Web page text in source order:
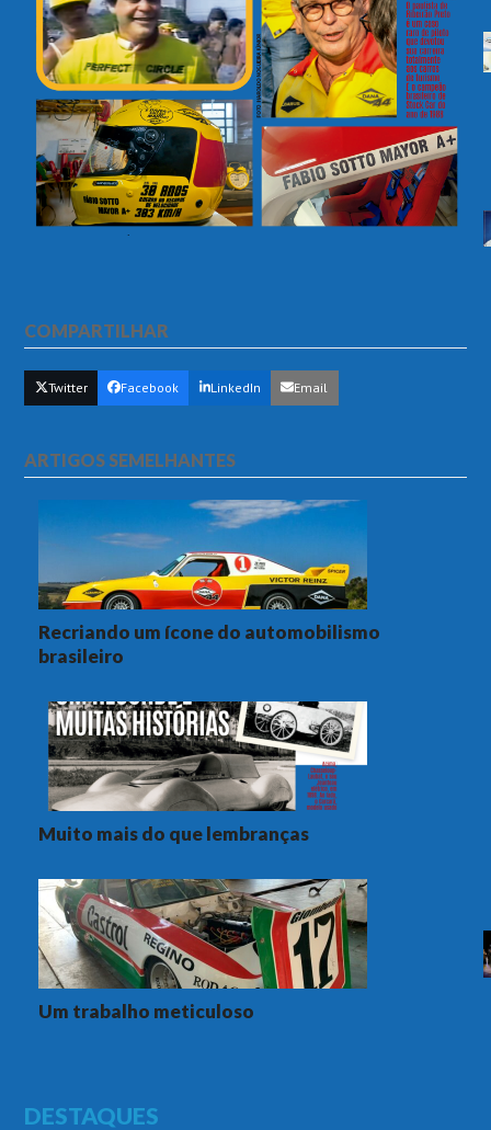
COMPARTILHAR
Twitter Facebook LinkedIn Email
ARTIGOS SEMELHANTES
Recriando um ícone do automobilismo
brasileiro
Muito mais do que lembranças
Um trabalho meticuloso
DESTAQUES